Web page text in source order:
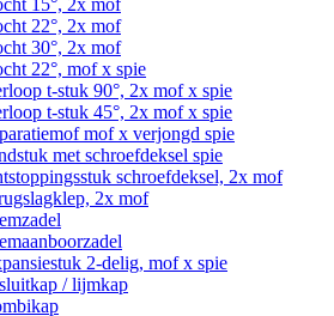
15°, 2x mof
22°, 2x mof
30°, 2x mof
22°, mof x spie
t-stuk 90°, 2x mof x spie
t-stuk 45°, 2x mof x spie
mof x verjongd spie
met schroefdeksel spie
schroefdeksel, 2x mof
2x mof
2-delig, mof x spie
/ lijmkap